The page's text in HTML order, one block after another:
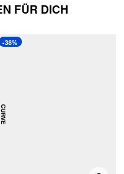
FÜR DICH
-38%